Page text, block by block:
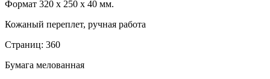
Формат 320 х 250 х 40 мм.
Кожаный переплет, ручная работа
Страниц: 360
Бумага мелованная